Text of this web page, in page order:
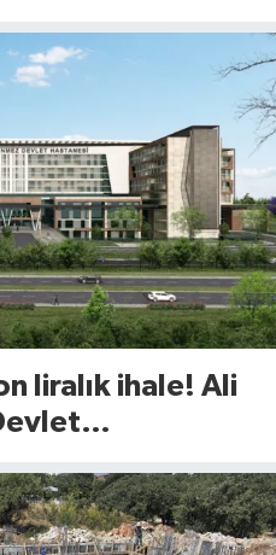
liralık ihale! Ali